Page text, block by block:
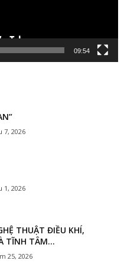
09:54
7, 2026
1, 2026
THUẬT ĐIỀU KHÍ,
TĨNH TÂM...
25, 2026